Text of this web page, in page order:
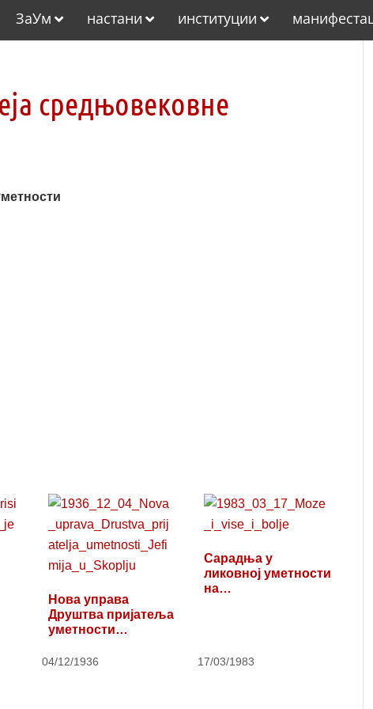
ЗаУм настани институции
средњовековне
Нова управа
Друштва пријатеља
уметности
Скопљу
04/12/1936
Сарадња у
ликовној уметности
на
17/03/1983